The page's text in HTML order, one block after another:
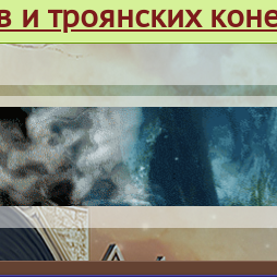
и троянских